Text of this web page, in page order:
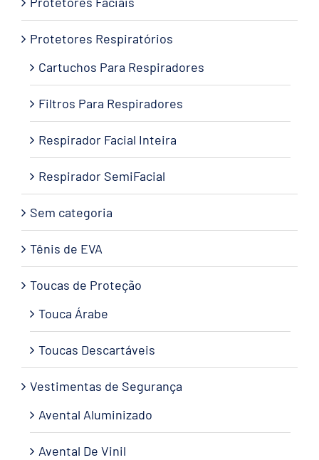
Protetores Respiratórios
Cartuchos Para Respiradores
Filtros Para Respiradores
Respirador Facial Inteira
Respirador SemiFacial
Sem categoria
Tênis de EVA
Toucas de Proteção
Touca Árabe
Toucas Descartáveis
Vestimentas de Segurança
Avental Aluminizado
Avental De Vinil